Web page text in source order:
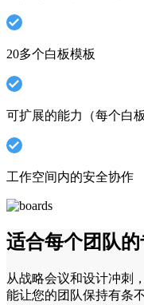
20多个白板模板
可扩展的能力（每个白
工作空间内的安全协作
适合每个团队
从战略会议和设计冲刺
能让您的团队保持有条